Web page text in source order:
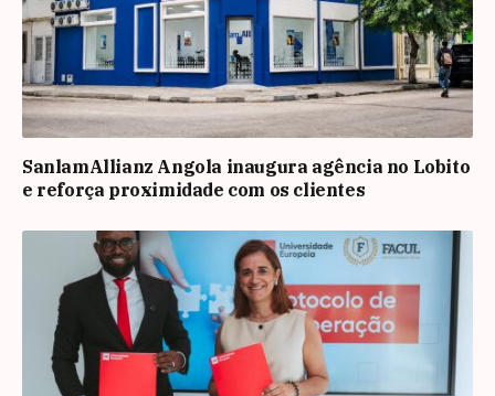
SanlamAllianz Angola inaugura agência no Lobito
e reforça proximidade com os clientes